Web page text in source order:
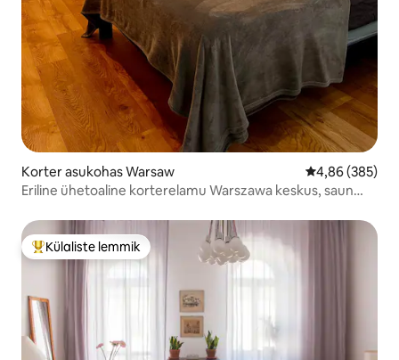
Korter asukohas Warsaw Keskmine
4,86 (385)
Eriline ühetoaline korterelamu Warszawa keskus, saun
Külaliste suur lemmik
Külaliste lemmik